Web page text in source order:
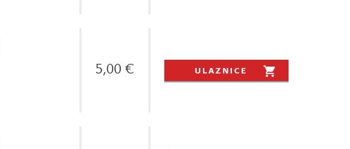
5,00 € ULAZNICE